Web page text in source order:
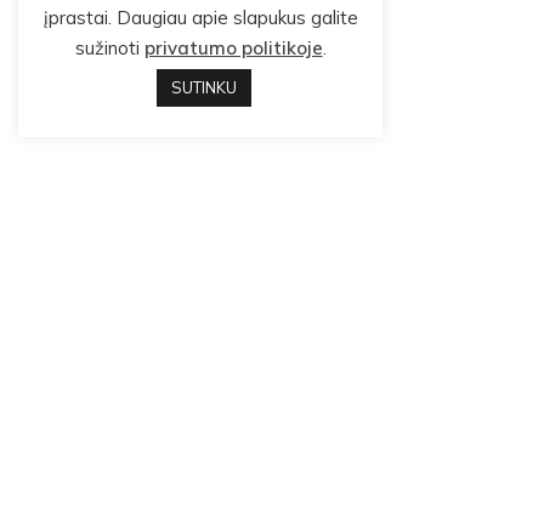
įprastai. Daugiau apie slapukus galite
sužinoti privatumo politikoje.
SUTINKU